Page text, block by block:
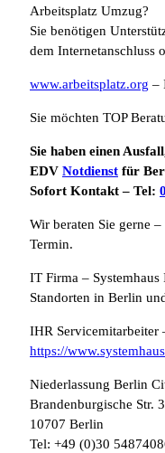
Arbeitsplatz Umzug?
Sie benötigen
dem Internetanschluss
www.arbeitsplatz.org –
Sie möchten TOP
Sie haben einen
EDV Notdienst für
Sofort Kontakt – Tel:
Wir beraten Sie gerne
Termin.
IT Firma –
Standorten in Berlin
IHR Servicemitarbeiter
https://
Niederlassung Berlin
Brandenburgische Str.
10707 Berlin
Tel: +49 (0)30